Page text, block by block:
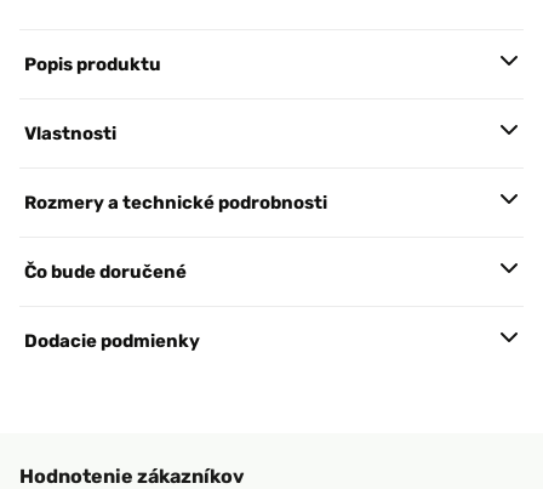
Popis produktu
Vlastnosti
Rozmery a technické podrobnosti
Čo bude doručené
Dodacie podmienky
Hodnotenie zákazníkov